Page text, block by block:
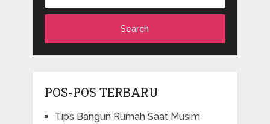
Search
POS-POS TERBARU
Tips Bangun Rumah Saat Musim